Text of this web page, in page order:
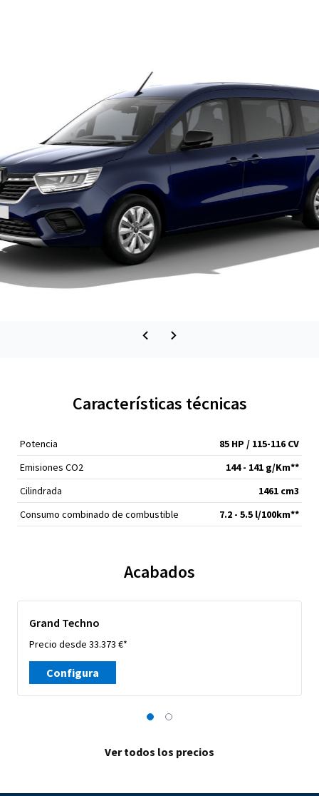
Características técnicas
Potencia
85 HP / 115-116 CV
Emisiones CO2
144 - 141 g/Km**
Cilindrada
1461 cm3
Consumo combinado de combustible
7.2 - 5.5 l/100km**
Acabados
Grand Techno
Precio desde 33.373 €*
Configura
Ver todos los precios